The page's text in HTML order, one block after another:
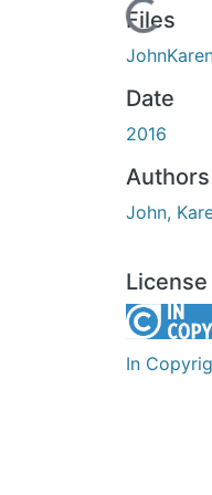
Loading...
Files
Date
2016
Authors
John,
License
In